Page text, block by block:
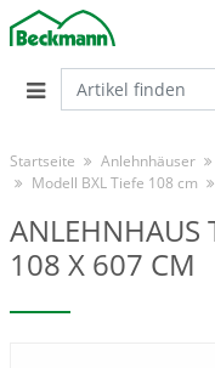
Startseite Anlehnhäuser
Modell BXL Tiefe 108 cm
ANLEHNHAUS
108 X 607 CM